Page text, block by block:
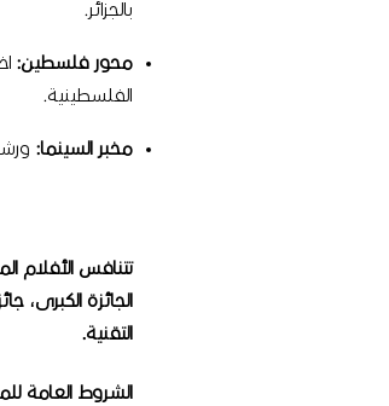
بالجزائر.
محور فلسطين:
الفلسطينية.
مخبر السينما:
تتنافس الأفلام
الجائزة الكبرى،
التقنية.
الشروط العامة